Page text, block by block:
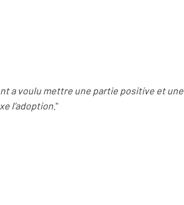
a voulu mettre une partie positive et une
l’adoption ."